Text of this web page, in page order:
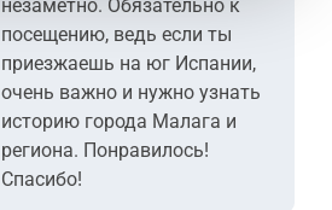
незаметно. Обязательно к
посещению, ведь если ты
приезжаешь на юг Испании,
очень важно и нужно узнать
историю города Малага и
региона. Понравилось!
Спасибо!